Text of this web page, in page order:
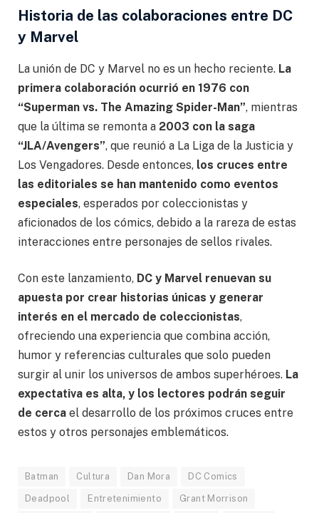
Historia de las colaboraciones entre DC
y Marvel
La unión de DC y Marvel no es un hecho reciente. La
primera colaboración ocurrió en 1976 con
“Superman vs. The Amazing Spider-Man”, mientras
que la última se remonta a 2003 con la saga
“JLA/Avengers”, que reunió a La Liga de la Justicia y
Los Vengadores. Desde entonces, los cruces entre
las editoriales se han mantenido como eventos
especiales, esperados por coleccionistas y
aficionados de los cómics, debido a la rareza de estas
interacciones entre personajes de sellos rivales.
Con este lanzamiento, DC y Marvel renuevan su
apuesta por crear historias únicas y generar
interés en el mercado de coleccionistas,
ofreciendo una experiencia que combina acción,
humor y referencias culturales que solo pueden
surgir al unir los universos de ambos superhéroes. La
expectativa es alta, y los lectores podrán seguir
de cerca el desarrollo de los próximos cruces entre
estos y otros personajes emblemáticos.
Batman Cultura Dan Mora DC Comics
Deadpool Entretenimiento Grant Morrison